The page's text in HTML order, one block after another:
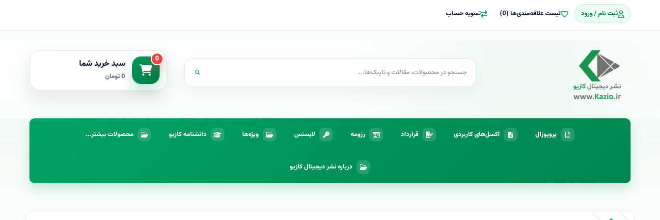
ثبت نام / ورود لیست علاقه‌مندی‌ها (0) تسویه حساب
0 سبد خرید شما
0 تومان
پروپوزال اکسل‌های کاربردی قرارداد رزومه لایسنس ویژه‌ها دانشنامه کازیو محصولات بیشتر...
درباره نشر دیجیتال کازیو